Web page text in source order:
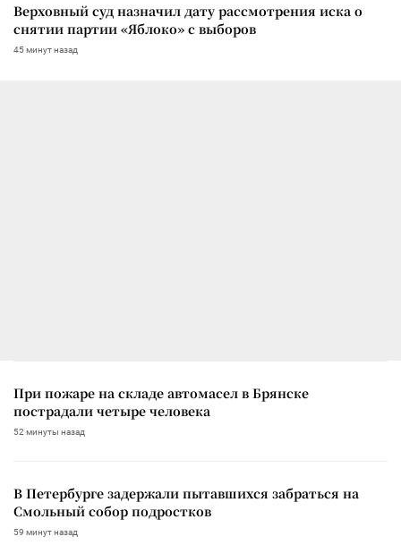
Верховный суд назначил дату рассмотрения иска о
снятии партии «Яблоко» с выборов
45 минут назад
При пожаре на складе автомасел в Брянске
пострадали четыре человека
52 минуты назад
В Петербурге задержали пытавшихся забраться на
Смольный собор подростков
59 минут назад